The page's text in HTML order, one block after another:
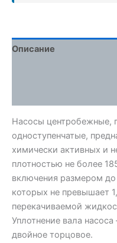
Описание
Насосы центробежные,
одноступенчатые,
химически активных и
плотностью не более
включения размером
которых не превышает
перекачиваемой
Уплотнение вала
двойное торцовое.